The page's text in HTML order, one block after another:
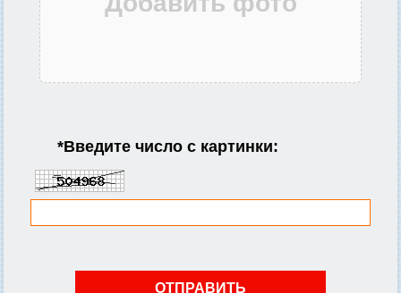
*Введите число с картинки: